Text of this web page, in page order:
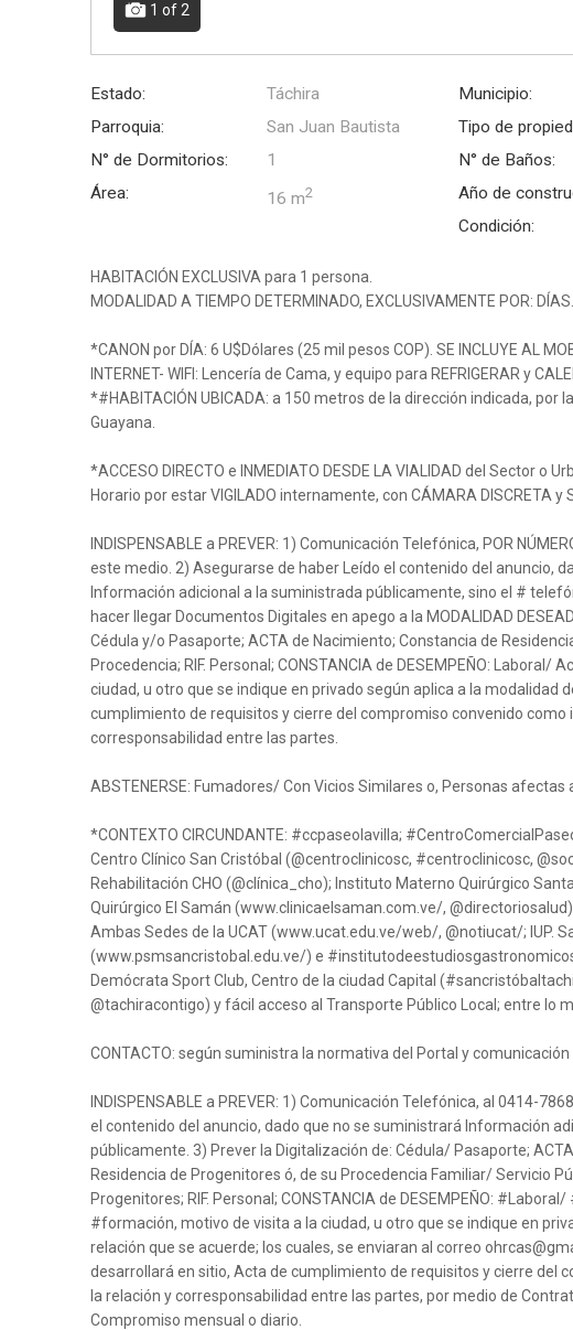
1 of 2
Estado: Táchira Municipio:
Parroquia:
San Juan Bautista Tipo de
N° de Dormitorios:
1 N° de Baños:
Área:
16 m2 Año de
Condición:
HABITACIÓN EXCLUSIVA para 1 persona.
MODALIDAD A TIEMPO DETERMINADO, EXCLUSIVAMENTE POR: DÍAS.
*CANON por DÍA: 6 U$Dólares (25 mil pesos COP). SE INCLUYE AL
INTERNET- WIFI: Lencería de Cama, y equipo para REFRIGERAR y
*#HABITACIÓN UBICADA: a 150 metros de la dirección indicada, por
Guayana.
*ACCESO DIRECTO e INMEDIATO DESDE LA VIALIDAD del Sector o
Horario por estar VIGILADO internamente, con CÁMARA DISCRETA y
INDISPENSABLE a PREVER: 1) Comunicación Telefónica, POR
este medio. 2) Asegurarse de haber Leído el contenido del anuncio,
Información adicional a la suministrada públicamente, sino el #
hacer llegar Documentos Digitales en apego a la MODALIDAD
Cédula y/o Pasaporte; ACTA de Nacimiento; Constancia de
Procedencia; RIF. Personal; CONSTANCIA de DESEMPEÑO: Laboral/
ciudad, u otro que se indique en privado según aplica a la modalidad
cumplimiento de requisitos y cierre del compromiso convenido como
corresponsabilidad entre las partes.
ABSTENERSE: Fumadores/ Con Vicios Similares o, Personas afectas
*CONTEXTO CIRCUNDANTE: #ccpaseolavilla;
Centro Clínico San Cristóbal (@centroclinicosc, #centroclinicosc,
Rehabilitación CHO (@clínica_cho); Instituto Materno Quirúrgico
Quirúrgico El Samán (www.clinicaelsaman.com.ve/,
Ambas Sedes de la UCAT (www.ucat.edu.ve/web/, @notiucat/; IUP.
(www.psmsancristobal.edu.ve/) e
Demócrata Sport Club, Centro de la ciudad Capital
@tachiracontigo) y fácil acceso al Transporte Público Local; entre lo
CONTACTO: según suministra la normativa del Portal y
INDISPENSABLE a PREVER: 1) Comunicación Telefónica, al 0414-
el contenido del anuncio, dado que no se suministrará Información
públicamente. 3) Prever la Digitalización de: Cédula/ Pasaporte;
Residencia de Progenitores ó, de su Procedencia Familiar/ Servicio
Progenitores; RIF. Personal; CONSTANCIA de DESEMPEÑO:
#formación, motivo de visita a la ciudad, u otro que se indique en
relación que se acuerde; los cuales, se enviaran al correo
desarrollará en sitio, Acta de cumplimiento de requisitos y cierre del
la relación y corresponsabilidad entre las partes, por medio de
Compromiso mensual o diario.